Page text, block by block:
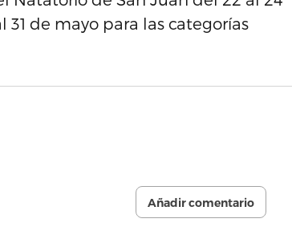
de mayo para las categorías
Añadir comentario